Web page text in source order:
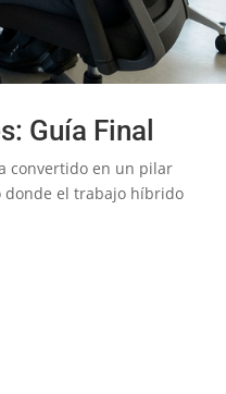
Guía Final
convertido en un pilar
donde el trabajo híbrido